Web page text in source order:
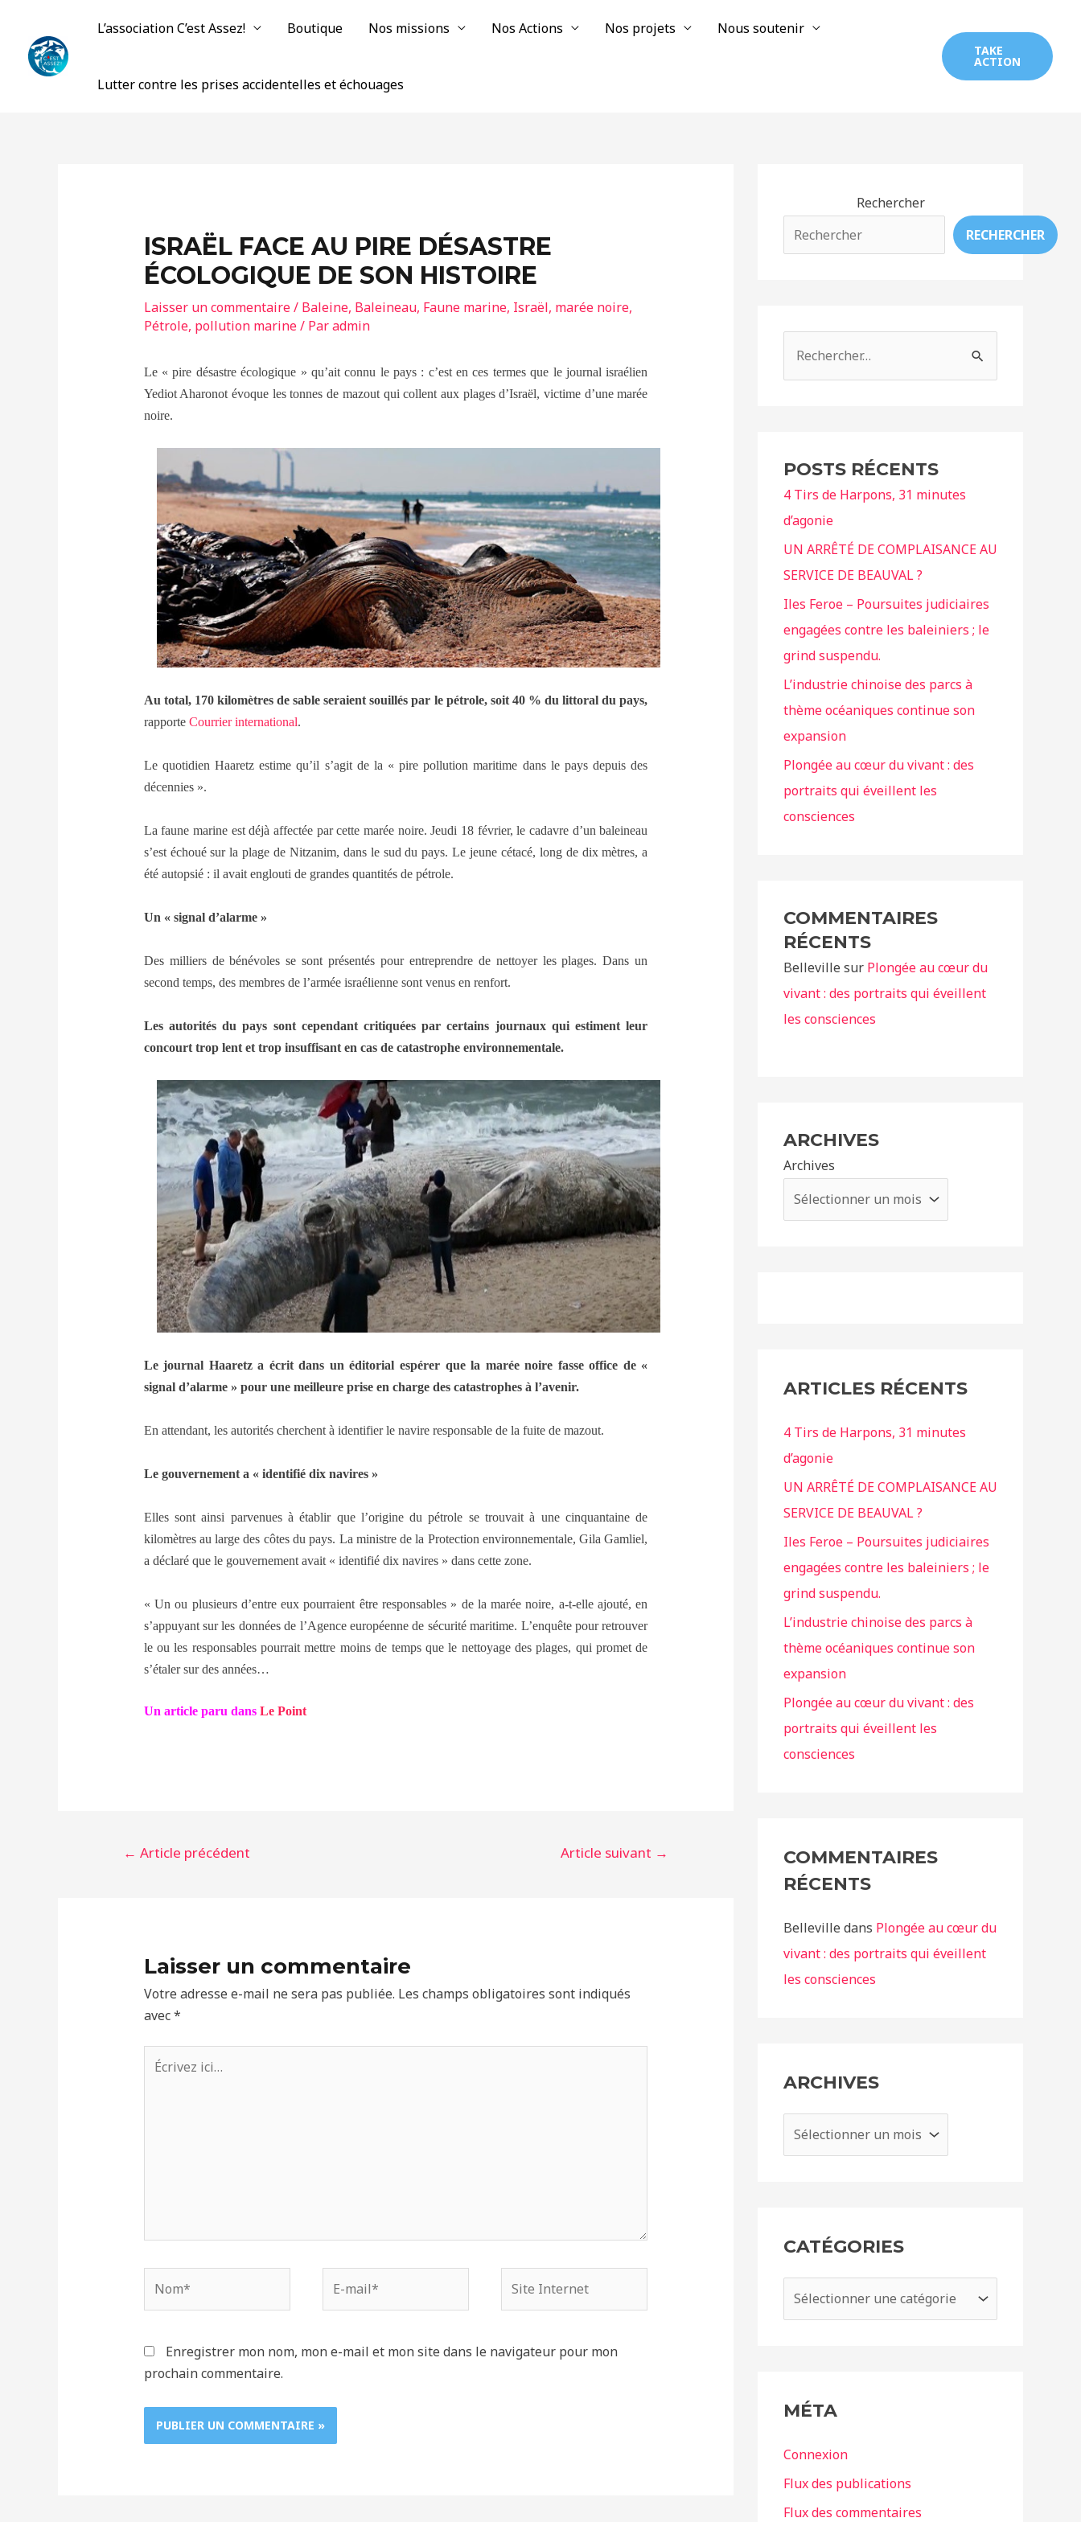
contenu
L’association C’est Assez! Boutique Nos missions Nos Actions Nos projets Nous soutenir
Lutter contre les prises accidentelles et échouages
TAKE
ACTION
ISRAËL FACE AU PIRE DÉSASTRE
ÉCOLOGIQUE DE SON HISTOIRE
Laisser un commentaire/ Baleine, Baleineau, Faune marine, Israël, marée noire,
Pétrole, pollution marine/ Paradmin
Le « pire désastre écologique » qu’ait connu le pays : c’est en ces termes que le journal israélien
Yediot Aharonot évoque les tonnes de mazout qui collent aux plages d’Israël, victime d’une marée
noire.
Au total, 170 kilomètres de sable seraient souillés par le pétrole, soit 40 % du littoral du pays,
rapporte Courrier international.
Le quotidien Haaretz estime qu’il s’agit de la « pire pollution maritime dans le pays depuis des
décennies ».
La faune marine est déjà affectée par cette marée noire. Jeudi 18 février, le cadavre d’un baleineau
s’est échoué sur la plage de Nitzanim, dans le sud du pays. Le jeune cétacé, long de dix mètres, a
été autopsié : il avait englouti de grandes quantités de pétrole.
Un « signal d’alarme »
Des milliers de bénévoles se sont présentés pour entreprendre de nettoyer les plages. Dans un
second temps, des membres de l’armée israélienne sont venus en renfort.
Les autorités du pays sont cependant critiquées par certains journaux qui estiment leur
concourt trop lent et trop insuffisant en cas de catastrophe environnementale.
Le journal Haaretz a écrit dans un éditorial espérer que la marée noire fasse office de «
signal d’alarme » pour une meilleure prise en charge des catastrophes à l’avenir.
En attendant, les autorités cherchent à identifier le navire responsable de la fuite de mazout.
Le gouvernement a « identifié dix navires »
Elles sont ainsi parvenues à établir que l’origine du pétrole se trouvait à une cinquantaine de
kilomètres au large des côtes du pays. La ministre de la Protection environnementale, Gila Gamliel,
a déclaré que le gouvernement avait « identifié dix navires » dans cette zone.
« Un ou plusieurs d’entre eux pourraient être responsables » de la marée noire, a-t-elle ajouté, en
s’appuyant sur les données de l’Agence européenne de sécurité maritime. L’enquête pour retrouver
le ou les responsables pourrait mettre moins de temps que le nettoyage des plages, qui promet de
s’étaler sur des années…
Un article paru dans Le Point
Navigation
← Article précédent Article suivant →
Laisser un commentaire
Votre adresse e-mail ne sera pas publiée. Les champs obligatoires sont indiqués
avec*
Écrivez
ici…
mail*
Internet
Enregistrer mon nom, mon e-mail et mon site dans le navigateur pour mon
prochain commentaire.
Rechercher
RECHERCHER
r
c
h
e
r
:
POSTS RÉCENTS
4 Tirs de Harpons, 31 minutes
d’agonie
UN ARRÊTÉ DE COMPLAISANCE AU
SERVICE DE BEAUVAL ?
Iles Feroe – Poursuites judiciaires
engagées contre les baleiniers ; le
grind suspendu.
L’industrie chinoise des parcs à
thème océaniques continue son
expansion
Plongée au cœur du vivant : des
portraits qui éveillent les
consciences
COMMENTAIRES
RÉCENTS
Belleville sur Plongée au cœur du
vivant : des portraits qui éveillent
les consciences
ARCHIVES
Archives
ARTICLES RÉCENTS
4 Tirs de Harpons, 31 minutes
d’agonie
UN ARRÊTÉ DE COMPLAISANCE AU
SERVICE DE BEAUVAL ?
Iles Feroe – Poursuites judiciaires
engagées contre les baleiniers ; le
grind suspendu.
L’industrie chinoise des parcs à
thème océaniques continue son
expansion
Plongée au cœur du vivant : des
portraits qui éveillent les
consciences
COMMENTAIRES
RÉCENTS
Belleville dans Plongée au cœur du
vivant : des portraits qui éveillent
les consciences
ARCHIVES
r
v
e
CATÉGORIES
a
o
MÉTA
Connexion
Flux des publications
Flux des commentaires